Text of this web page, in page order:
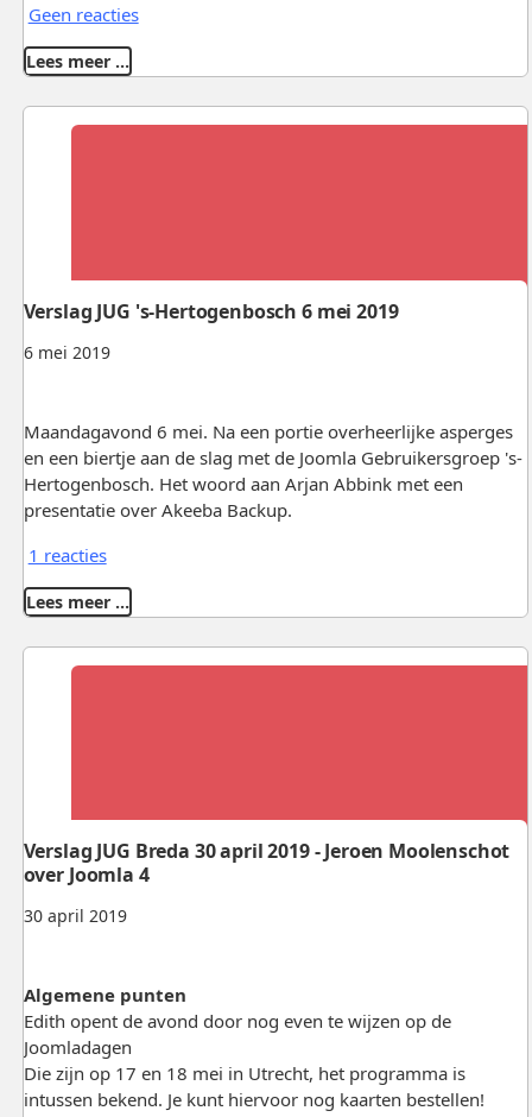
Geen reacties
Lees meer …
6 mei 2019
Verslag JUG 's-Hertogenbosch 6 mei 2019
Maandagavond 6 mei. Na een portie overheerlijke asperges
en een biertje aan de slag met de Joomla Gebruikersgroep 's-
Hertogenbosch. Het woord aan Arjan Abbink met een
presentatie over Akeeba Backup.
1 reacties
Lees meer …
30 april 2019
Verslag JUG Breda 30 april 2019 - Jeroen Moolenschot
over Joomla 4
Algemene punten
Edith opent de avond door nog even te wijzen op de
Joomladagen
Die zijn op 17 en 18 mei in Utrecht, het programma is
intussen bekend. Je kunt hiervoor nog kaarten bestellen!